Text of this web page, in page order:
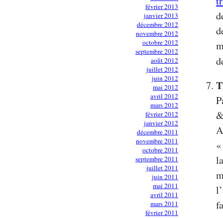
février 2013
janvier 2013
décembre 2012
novembre 2012
octobre 2012
septembre 2012
août 2012
juillet 2012
juin 2012
mai 2012
avril 2012
mars 2012
février 2012
janvier 2012
décembre 2011
novembre 2011
octobre 2011
septembre 2011
juillet 2011
juin 2011
mai 2011
avril 2011
mars 2011
février 2011